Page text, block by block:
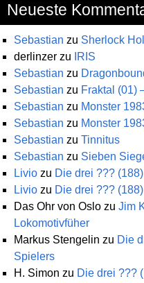
Neueste
Sebastian zu Sherlock
derlinzer zu
IRIS
Sebastian zu
Sebastian zu Fraktal (01)
Sebastian zu Monster
Sebastian zu Monster
Sebastian zu Tinnitus
Sebastian zu Sieben
Livio zu Die drei ???
Livio zu Die drei ???
Das Ohr von Oslo zu Jim
Lokomotivfüher
Markus Stengelin zu Die
Spielers
H. Simon zu Die drei ???